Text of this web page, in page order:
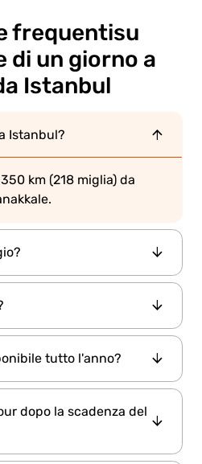
frequentisu
di un giorno a
Istanbul
Istanbul?
km (218 miglia) da
andata e ritorno dura
pranzo e il tour guidato.
e rientro in hotel
climatizzato
ristorante locale
di Troia
tutto l'anno?
ma
meteo più piacevoli per
dopo la scadenza del